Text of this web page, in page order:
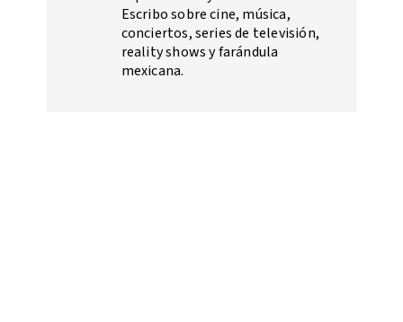
Escribo sobre cine, música,
conciertos, series de televisión,
reality shows y farándula
mexicana.